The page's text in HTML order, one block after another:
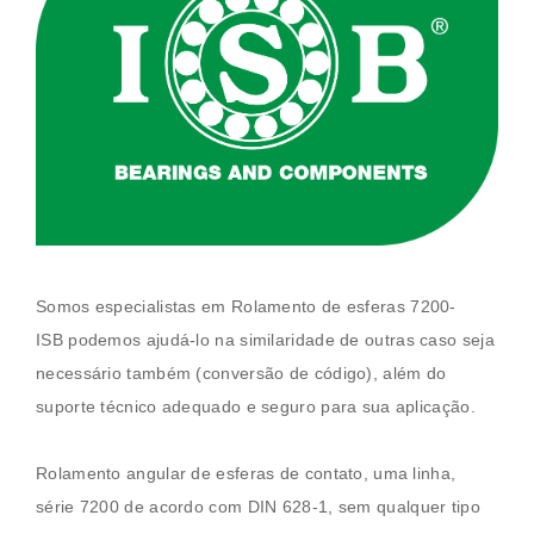
Somos especialistas em Rolamento de esferas7200-
ISBpodemos ajudá-lo na similaridade de outras caso seja
necessário também (conversão de código), além do
suporte técnico adequado e seguro para sua aplicação.
Rolamento angular de esferas de contato, uma linha,
série 7200 de acordo com DIN 628-1, sem qualquer tipo